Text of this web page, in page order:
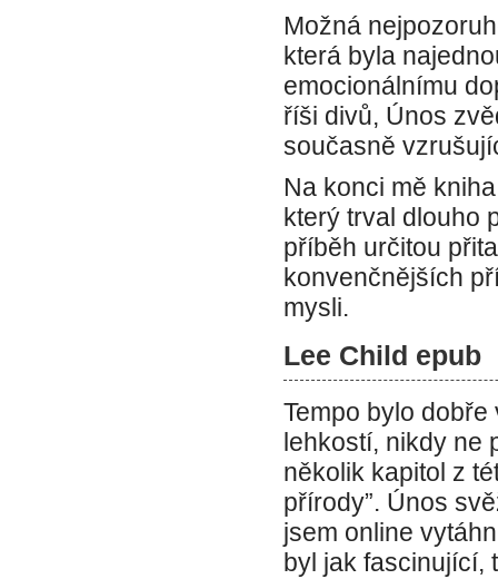
Možná
která byla
emocionálnímu
říši divů, Únos
současně
Na konci mě
který trval dlouho
příběh určitou
konvenčnějších
mysli.
Lee Child epub
Tempo bylo
lehkostí, nikdy ne
několik kapitol z
přírody”. Únos
jsem online
byl jak fascinující,